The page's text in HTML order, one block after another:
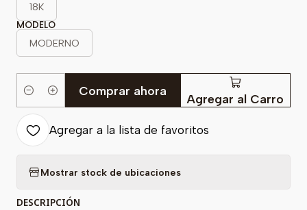
18K
MODELO
MODERNO
Cantidad Agregar al Carro
Comprar ahora
Agregar a la lista de favoritos
Mostrar stock de ubicaciones
DESCRIPCIÓN